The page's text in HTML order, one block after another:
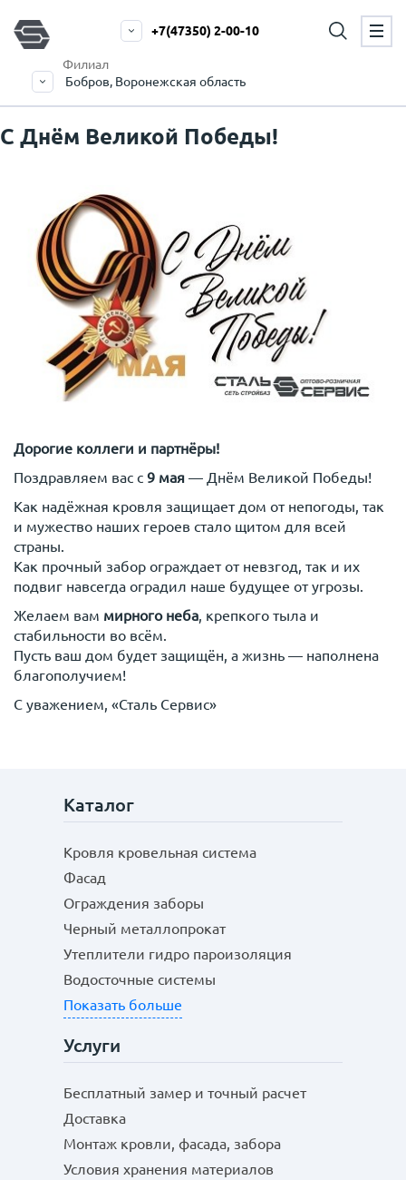
Филиал
Бобров, Воронежская область
+7(47350) 2-00-10
С Днём Великой Победы!
Дорогие коллеги и партнёры!
Поздравляем вас с 9 мая — Днём Великой Победы!
Как надёжная кровля защищает дом от непогоды, так
и мужество наших героев стало щитом для всей
страны.
Как прочный забор ограждает от невзгод, так и их
подвиг навсегда оградил наше будущее от угрозы.
Желаем вам мирного неба, крепкого тыла и
стабильности во всём.
Пусть ваш дом будет защищён, а жизнь — наполнена
благополучием!
С уважением, «Сталь Сервис»
Каталог
Кровля кровельная система
Фасад
Ограждения заборы
Черный металлопрокат
Утеплители гидро пароизоляция
Водосточные системы
Показать больше
Услуги
Бесплатный замер и точный расчет
Доставка
Монтаж кровли, фасада, забора
Условия хранения материалов